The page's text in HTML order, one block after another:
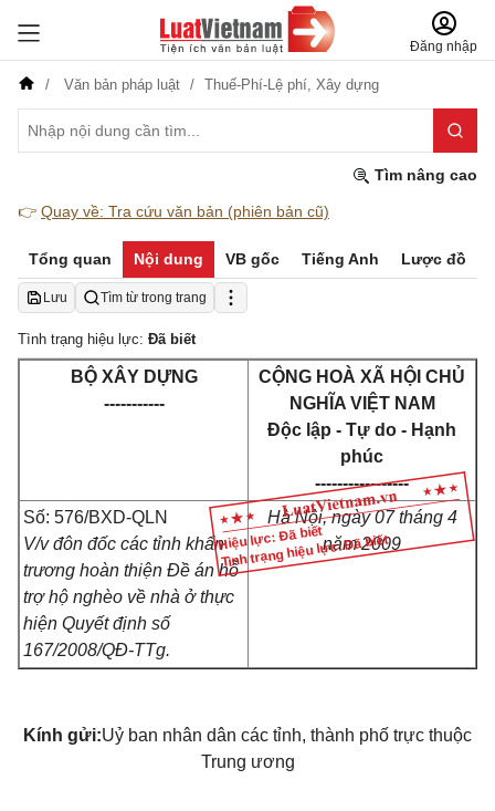
Đăng nhập
Văn bản pháp luật Thuế-Phí-Lệ phí, Xây dựng
Tìm nâng cao
👉 Quay về: Tra cứu văn bản (phiên bản cũ)
Tổng quan Nội dung VB gốc Tiếng Anh Lược đồ
Lưu Tìm từ trong trang
Tình trạng hiệu lực: Đã biết
Hiệu lực: Đã biết
Tình trạng hiệu lực: Đã biết
BỘ XÂY DỰNG
-----------
CỘNG HOÀ XÃ HỘI CHỦ
NGHĨA VIỆT NAM
Độc lập - Tự do - Hạnh
phúc
-----------------
Số: 576/BXD-QLN
V/v đôn đốc các tỉnh khẩn
trương hoàn thiện Đề án hỗ
trợ hộ nghèo về nhà ở thực
hiện Quyết định số
167/2008/QĐ-TTg.
Hà Nội, ngày 07 tháng 4
năm 2009
Kính gửi:Uỷ ban nhân dân các tỉnh, thành phố trực thuộc
Trung ương